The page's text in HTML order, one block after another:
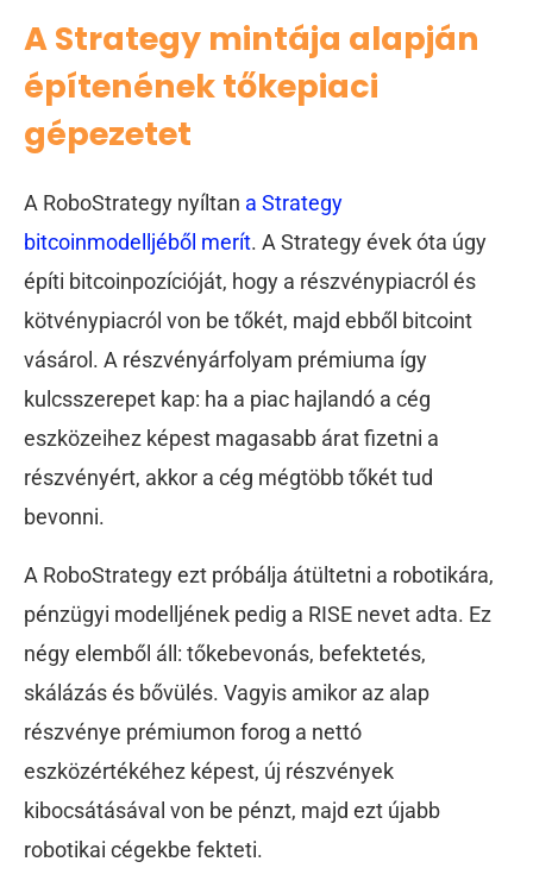
A Strategy mintája alapján
építenének tőkepiaci
gépezetet
A RoboStrategy nyíltan a Strategy
bitcoinmodelljéből merít. A Strategy évek óta úgy
építi bitcoinpozícióját, hogy a részvénypiacról és
kötvénypiacról von be tőkét, majd ebből bitcoint
vásárol. A részvényárfolyam prémiuma így
kulcsszerepet kap: ha a piac hajlandó a cég
eszközeihez képest magasabb árat fizetni a
részvényért, akkor a cég mégtöbb tőkét tud
bevonni.
A RoboStrategy ezt próbálja átültetni a robotikára,
pénzügyi modelljének pedig a RISE nevet adta. Ez
négy elemből áll: tőkebevonás, befektetés,
skálázás és bővülés. Vagyis amikor az alap
részvénye prémiumon forog a nettó
eszközértékéhez képest, új részvények
kibocsátásával von be pénzt, majd ezt újabb
robotikai cégekbe fekteti.